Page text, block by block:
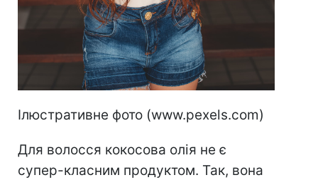
Ілюстративне фото (www.pexels.com)
Для волосся кокосова олія не є
супер-класним продуктом. Так, вона